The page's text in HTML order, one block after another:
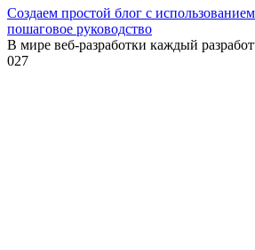
Создаем простой блог с
пошаговое руководство
В мире веб-разработки каждый
027